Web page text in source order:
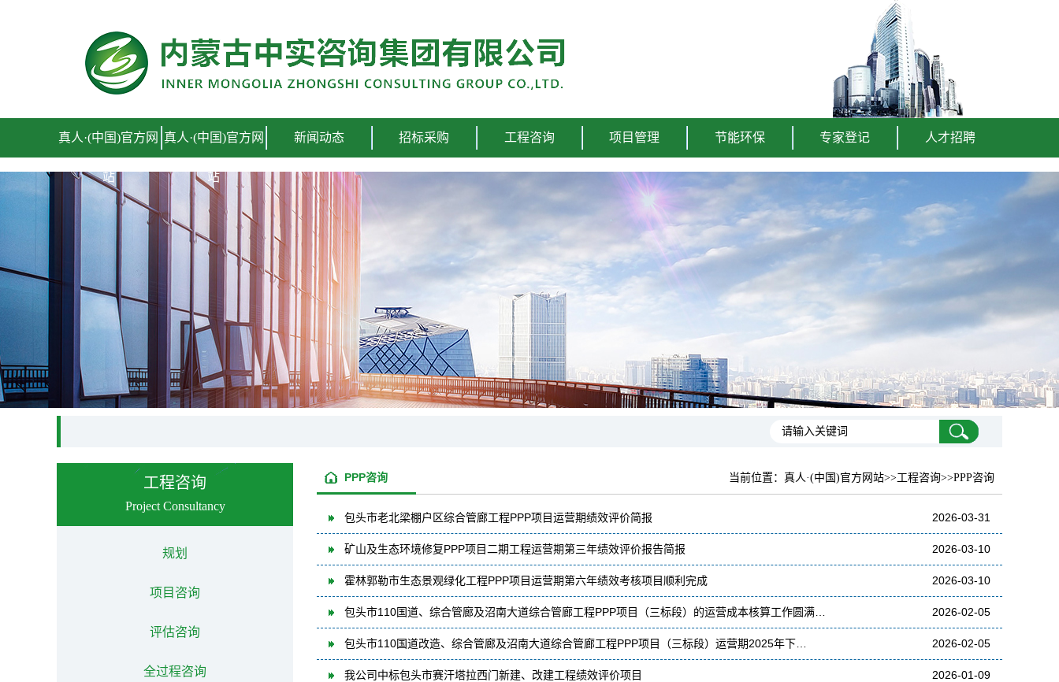
真人·(中国)官方网
站
真人·(中国)官方网
站
新闻动态 招标采购 工程咨询 项目管理 节能环保 专家登记 人才招聘
工程咨询
Project Consultancy
规划
项目咨询
评估咨询
全过程咨询
当前位置： 真人·(中国)官方网站>>工程咨询>>PPP咨询
PPP咨询
2026-03-31
包头市老北梁棚户区综合管廊工程PPP项目运营期绩效评价简报
2026-03-10
矿山及生态环境修复PPP项目二期工程运营期第三年绩效评价报告简报
2026-03-10
霍林郭勒市生态景观绿化工程PPP项目运营期第六年绩效考核项目顺利完成
2026-02-05
包头市110国道、综合管廊及沼南大道综合管廊工程PPP项目（三标段）的运营成本核算工作圆满…
2026-02-05
包头市110国道改造、综合管廊及沼南大道综合管廊工程PPP项目（三标段）运营期2025年下…
2026-01-09
我公司中标包头市赛汗塔拉西门新建、改建工程绩效评价项目